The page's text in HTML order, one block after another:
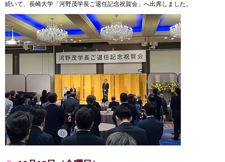
続いて、長崎大学「河野茂学長ご退任記念祝賀会」へ出席しました。